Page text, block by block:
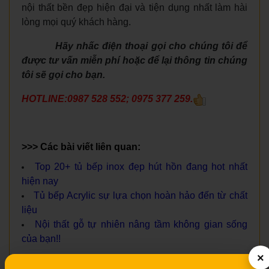
nội thất bền đẹp hiện đại và tiện dụng nhất làm hài
lòng mọi quý khách hàng.
Hãy nhấc điện thoại gọi cho chúng tôi để
được tư vấn miễn phí hoặc để lại thông tin chúng
tôi sẽ gọi cho bạn.
HOTLINE:0987 528 552; 0975 377 259.
>>> Các bài viết liên quan:
Top 20+ tủ bếp inox đẹp hút hồn đang hot nhất
hiện nay
Tủ bếp Acrylic sự lựa chọn hoàn hảo đến từ chất
liệu
Nội thất gỗ tự nhiên nâng tầm không gian sống
của bạn!!
×